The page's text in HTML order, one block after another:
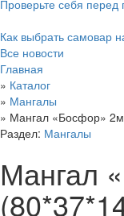
Проверьте себя перед
Как выбрать самовар
Все новости
Главная
» Каталог
» Мангалы
» Мангал «Босфор»
Раздел: Мангалы
Мангал